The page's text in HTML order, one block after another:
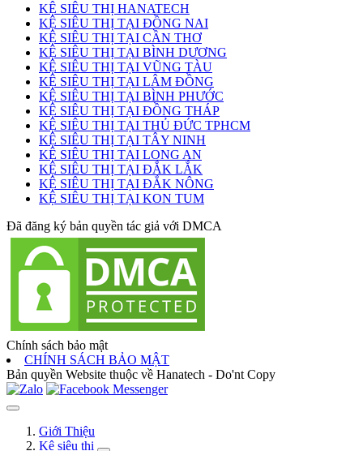
KỆ SIÊU THỊ HANATECH
KỆ SIÊU THỊ TẠI ĐỒNG NAI
KỆ SIÊU THỊ TẠI CẦN THƠ
KỆ SIÊU THỊ TẠI BÌNH DƯƠNG
KỆ SIÊU THỊ TẠI VŨNG TÀU
KỆ SIÊU THỊ TẠI LÂM ĐỒNG
KỆ SIÊU THỊ TẠI BÌNH PHƯỚC
KỆ SIÊU THỊ TẠI ĐỒNG THÁP
KỆ SIÊU THỊ TẠI THỦ ĐỨC TPHCM
KỆ SIÊU THỊ TẠI TÂY NINH
KỆ SIÊU THỊ TẠI LONG AN
KỆ SIÊU THỊ TẠI ĐẮK LẮK
KỆ SIÊU THỊ TẠI ĐẮK NÔNG
KỆ SIÊU THỊ TẠI KON TUM
Đã đăng ký bản quyền tác giả với DMCA
Chính sách bảo mật
CHÍNH SÁCH BẢO MẬT
Bản quyền Website thuộc về Hanatech - Do'nt Copy
Giới Thiệu
Kệ siêu thị